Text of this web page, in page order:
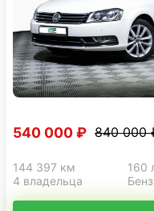
540 000 ₽ 840 000
144 397 км 160
4 владельца